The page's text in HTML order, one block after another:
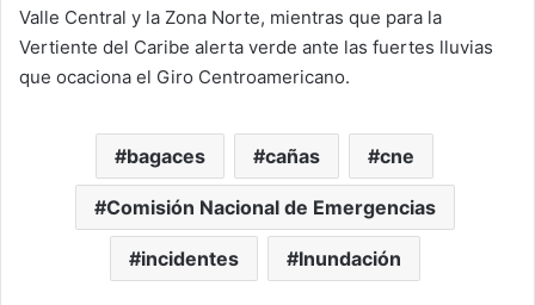
Valle Central y la Zona Norte, mientras que para la
Vertiente del Caribe alerta verde ante las fuertes lluvias
que ocaciona el Giro Centroamericano.
bagaces cañas cne
Comisión Nacional de Emergencias
incidentes Inundación